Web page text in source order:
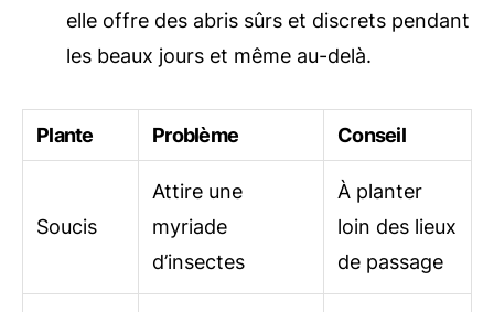
elle offre des abris sûrs et discrets pendant
les beaux jours et même au-delà.
Plante Problème Conseil
Soucis
Attire une
myriade
d’insectes
À planter
loin des lieux
de passage